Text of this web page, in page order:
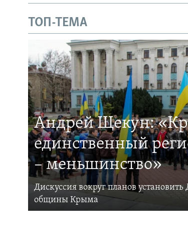
ТОП-ТЕМА
Андрей Щекун:
единственный
– меньшинство»
Дискуссия вокруг планов
общины Крыма